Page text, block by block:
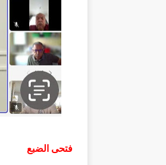
فتحى الضبع